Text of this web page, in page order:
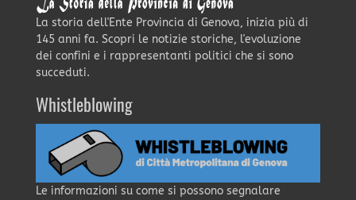
La storia dell'Ente Provincia di Genova, inizia più di
145 anni fa. Scopri le notizie storiche, l'evoluzione
dei confini e i rappresentanti politici che si sono
succeduti.
Whistleblowing
Le informazioni su come si possono segnalare